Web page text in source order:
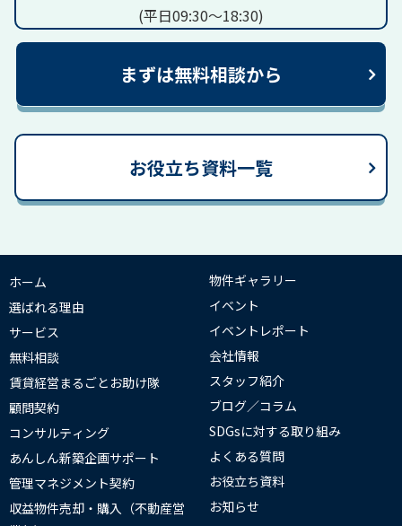
(平日09:30～18:30)
まずは無料相談から
お役立ち資料一覧
ホーム
選ばれる理由
サービス
無料相談
賃貸経営まるごとお助け隊
顧問契約
コンサルティング
あんしん新築企画サポート
管理マネジメント契約
収益物件売却・購入（不動産営
物件ギャラリー
イベント
イベントレポート
会社情報
スタッフ紹介
ブログ／コラム
SDGsに対する取り組み
よくある質問
お役立ち資料
お知らせ